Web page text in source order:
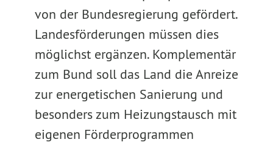
von der Bundesregierung gefördert.
Landesförderungen müssen dies
möglichst ergänzen. Komplementär
zum Bund soll das Land die Anreize
zur energetischen Sanierung und
besonders zum Heizungstausch mit
eigenen Förderprogrammen